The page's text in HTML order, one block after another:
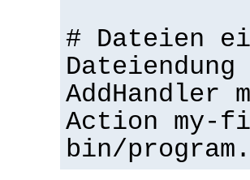
# Dateien
Dateiendung
Action
bin/